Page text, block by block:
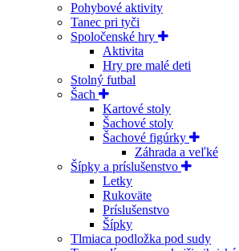
Pohybové aktivity
Tanec pri tyči
Spoločenské hry
Aktivita
Hry pre malé deti
Stolný futbal
Šach
Kartové stoly
Šachové stoly
Šachové figúrky
Záhrada a veľké
Šípky a príslušenstvo
Letky
Rukoväte
Príslušenstvo
Šípky
Tlmiaca podložka pod sudy